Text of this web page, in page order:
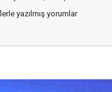
yazılmış yorumlar